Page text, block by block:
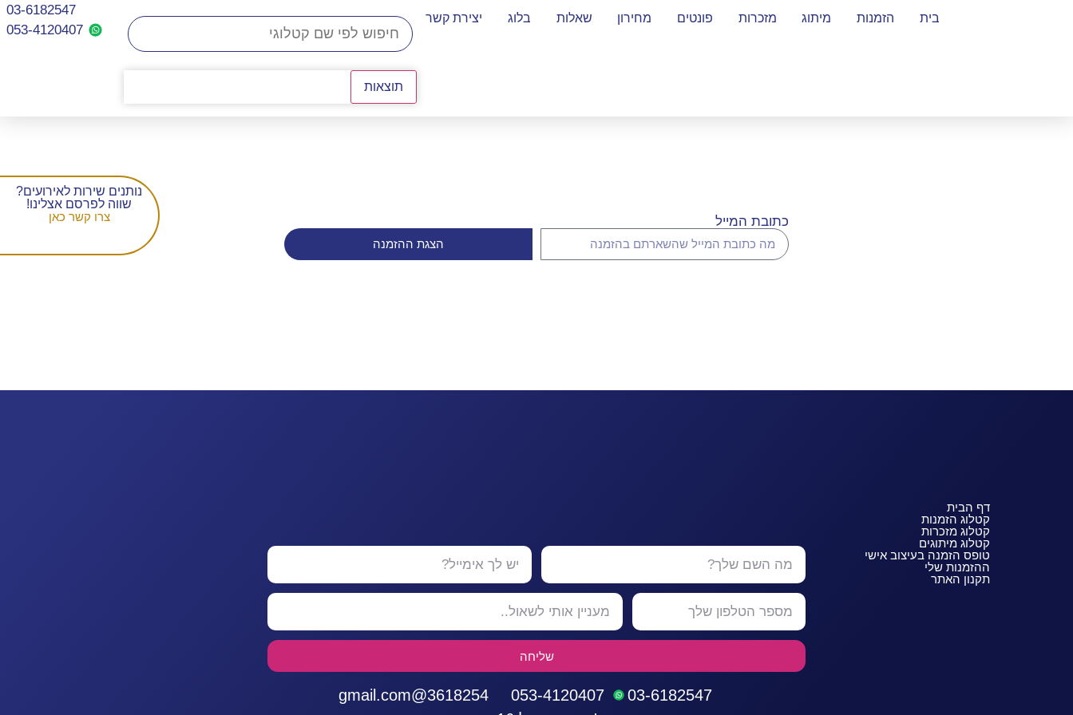
בית הזמנות מיתוג מזכרות פונטים מחירון שאלות בלוג יצירת קשר
תוצאות
03-6182547
053-4120407​
כתובת המייל
הצגת ההזמנה
דף הבית
קטלוג הזמנות
קטלוג מזכרות
קטלוג מיתוגים
טופס הזמנה בעיצוב אישי
ההזמנות שלי
תקנון האתר
שליחה
03-6182547
053-4120407
3618254@gmail.com
נותנים שירות לאירועים?
שווה לפרסם אצלינו!
צרו קשר כאן